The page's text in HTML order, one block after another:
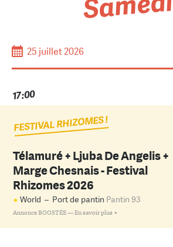
25 juillet 2026
17:00
FESTIVAL RHIZOMES !
Télamuré + Ljuba De Angelis +
Marge Chesnais - Festival
Rhizomes 2026
World – Port de pantin Pantin 93
Annonce BOOSTÉE —En savoir plus